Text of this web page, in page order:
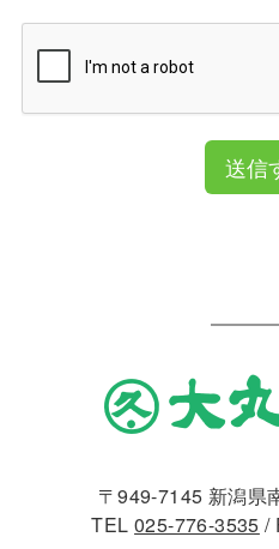
送信
〒949-7145 新潟県
TEL025-776-3535 /